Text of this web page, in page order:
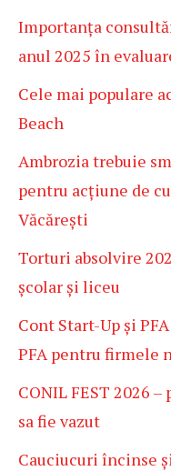
Importanța
anul 2025 în
Cele mai populare
Beach
Ambrozia trebuie
pentru acțiune de
Văcărești
Torturi absolvire
școlar și liceu
Cont Start-Up și
PFA pentru firmele
CONIL FEST 2026
sa fie vazut
Cauciucuri încinse